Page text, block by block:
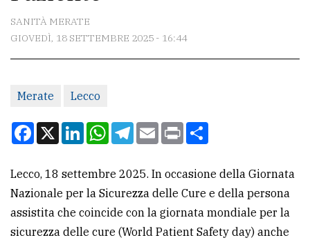
redazione
Scrivici
la
tua
pubblicità
SANITÀ MERATE
GIOVEDÌ, 18 SETTEMBRE 2025 - 16:44
Merate Lecco
Facebook
X LinkedInWhatsApp
Telegram
EmailPrint
Lecco, 18 settembre 2025. In occasione della Giornata
Nazionale per la Sicurezza delle Cure e della persona
assistita che coincide con la giornata mondiale per la
sicurezza delle cure (World Patient Safety day) anche